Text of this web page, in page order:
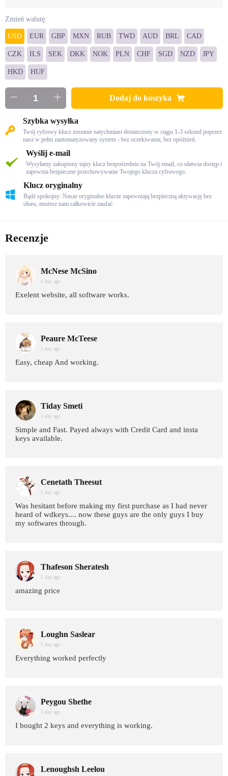
Zmień walutę:
USD EUR GBP MXN RUB TWD AUD BRL CAD
CZK ILS SEK DKK NOK PLN CHF SGD NZD JPY
HKD HUF
Dodaj do koszyka
Szybka wysyłka
Twój cyfrowy klucz zostanie natychmiast dostarczony w ciągu 1-3 sekund poprzez
nasz w pełni zautomatyzowany system - bez oczekiwania, bez opóźnień.
Wyślij e-mail
Wysyłamy zakupiony tajny klucz bezpośrednio na Twój email, co ułatwia dostęp i
zapewnia bezpieczne przechowywanie Twojego klucza cyfrowego.
Klucz oryginalny
Bądź spokojny: Nasze oryginalne klucze zapewniają bezpieczną aktywację bez
obaw, możesz nam całkowicie zaufać.
Recenzje
McNese McSino
1 day age
Exelent website, all software works.
Peaure McTeese
1 day age
Easy, cheap And working.
Tiday Smeti
1 day age
Simple and Fast. Payed always with Credit Card and insta
keys available.
Cenetath Theesut
1 day age
Was hesitant before making my first purchase as I had never
heard of wdkeys.... now these guys are the only guys I buy
my softwares through.
Thafeson Sheratesh
1 day age
amazing price
Loughn Saslear
1 day age
Everything worked perfectly
Peygou Shethe
1 day age
I bought 2 keys and everything is working.
Lenoughsh Leelou